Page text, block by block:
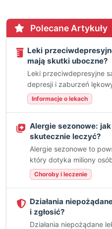
Polecane Artykuły
Leki
mają skutki uboczne?
Leki przeciwdepresyjne
depresji i zaburzeń
Informacje o lekach
Alergie sezonowe:
skutecznie leczyć?
Alergie sezonowe to
który dotyka miliony
Choroby i leczenie
Działania
i zgłosić?
Działania niepożądane